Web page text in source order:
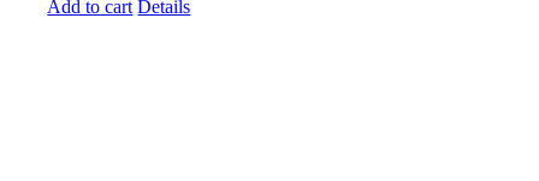
Add to cart Details